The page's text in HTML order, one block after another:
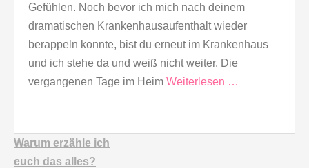
Gefühlen. Noch bevor ich mich nach deinem
dramatischen Krankenhausaufenthalt wieder
berappeln konnte, bist du erneut im Krankenhaus
und ich stehe da und weiß nicht weiter. Die
vergangenen Tage im Heim Weiterlesen …
Warum erzähle ich
euch das alles?